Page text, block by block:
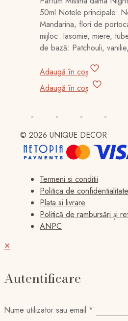
a
fost:
100,00 lei.
este:
50ml Notele principale:
Mandarina, flori de
mijloc: Iasomie, miere,
de bază: Patchouli, vanilie,
Adaugă în coș
Adaugă în coș
© 2026 UNIQUE DECOR
Termeni si conditii
Politica de confidentialitate
Plata si livrare
Politică de rambursări și
ANPC
✕
Autentificare
Nume utilizator sau email *